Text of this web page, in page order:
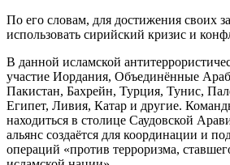
По его словам, для достижения своих
использовать сирийский кризис и
В данной исламской
участие Иордания, Объединённые
Пакистан, Бахрейн, Турция, Тунис,
Египет, Ливия, Катар и другие.
находиться в столице Саудовской
альянс создаётся для координации и
операций «против терроризма,